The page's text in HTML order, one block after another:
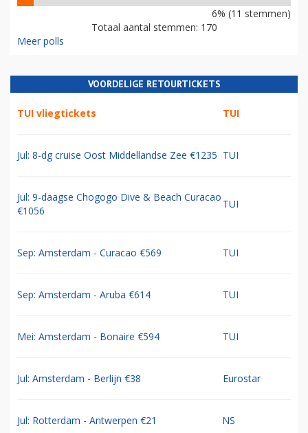
6% (11 stemmen)
Totaal aantal stemmen: 170
Meer polls
VOORDELIGE RETOURTICKETS
TUI vliegtickets TUI
Jul: 8-dg cruise Oost Middellandse Zee €1235 TUI
Jul: 9-daagse Chogogo Dive & Beach Curacao
€1056
TUI
Sep: Amsterdam - Curacao €569 TUI
Sep: Amsterdam - Aruba €614 TUI
Mei: Amsterdam - Bonaire €594 TUI
Jul: Amsterdam - Berlijn €38 Eurostar
Jul: Rotterdam - Antwerpen €21 NS